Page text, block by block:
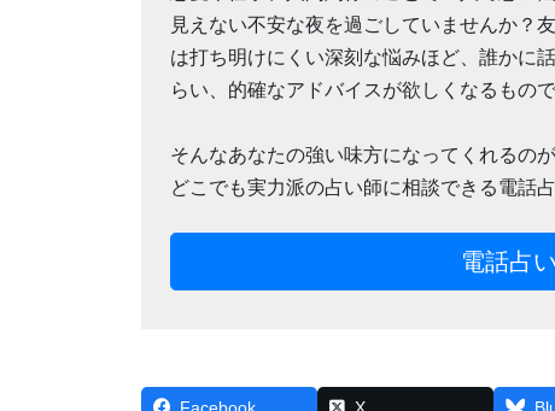
見えない不安な夜を過ごしていませんか？
は打ち明けにくい深刻な悩みほど、誰かに
らい、的確なアドバイスが欲しくなるもので
そんなあなたの強い味方になってくれるの
どこでも実力派の占い師に相談できる電話占
電話占